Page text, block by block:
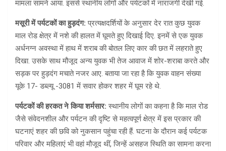
मामला सामने आया. इससे स्थानीय लोगों और पर्यटकों में नाराजगी देखी गई.
मसूरी में पर्यटकों का हुड़दंग: प्रत्यक्षदर्शियों के अनुसार देर रात कुछ युवक
माल रोड क्षेत्र में नशे की हालत में घूमते हुए दिखाई दिए. इनमें से एक युवक
अर्धनग्न अवस्था में हाथ में शराब की बोतल लिए कार की छत में लहराते हुए
दिखा. उसके साथ मौजूद अन्य युवक भी तेज आवाज में शोर-शराबा करते और
सड़क पर हुड़दंग मचाते नजर आए. बताया जा रहा है कि युवक वाहन संख्या
यूके 17- डब्ल्यू -3081 में सवार होकर शहर में घूम रहे थे.
पर्यटकों की हरकत ने किया शर्मसार: स्थानीय लोगों का कहना है कि माल रोड
जैसे संवेदनशील और पर्यटन की दृष्टि से महत्वपूर्ण क्षेत्र में इस प्रकार की
घटनाएं शहर की छवि को नुकसान पहुंचा रही हैं. घटना के दौरान कई पर्यटक
परिवार और महिलाएं भी वहां मौजूद थीं, जिन्हें असहज स्थिति का सामना करना